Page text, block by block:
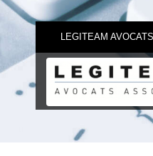
LEGITEAM